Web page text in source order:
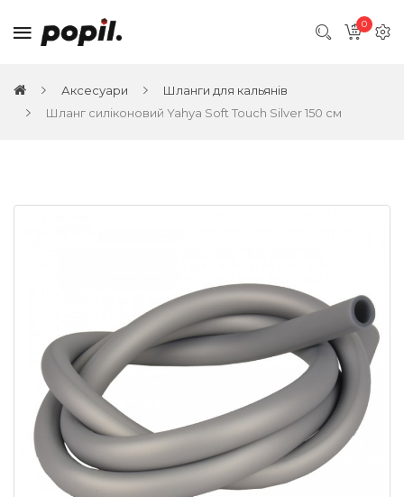
0
Аксесуари
Шланги для кальянів
Шланг силіконовий Yahya Soft Touch Silver 150 см